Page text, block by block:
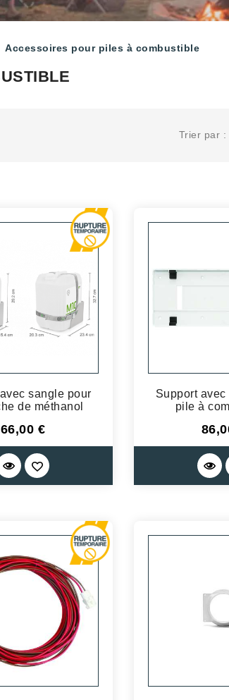
Accessoires pour piles à combustible
Trier par :
sangle pour
de méthanol
Prix
66,00 €
Support
pile à
Prix